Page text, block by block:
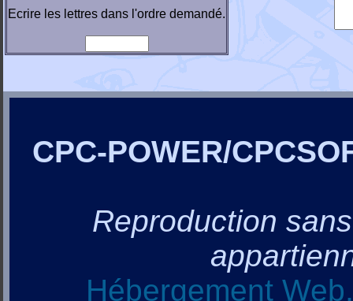
Ecrire les lettres dans l'ordre demandé.
CPC-POWER/
Reproduction
Hébergement